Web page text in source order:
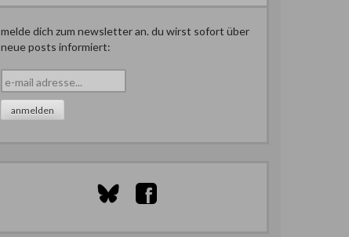
melde dich zum newsletter an. du wirst sofort über
neue posts informiert: